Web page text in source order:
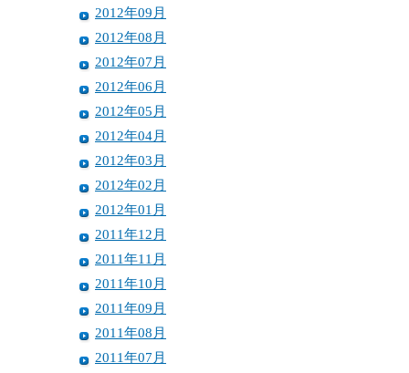
2012年09月
2012年08月
2012年07月
2012年06月
2012年05月
2012年04月
2012年03月
2012年02月
2012年01月
2011年12月
2011年11月
2011年10月
2011年09月
2011年08月
2011年07月